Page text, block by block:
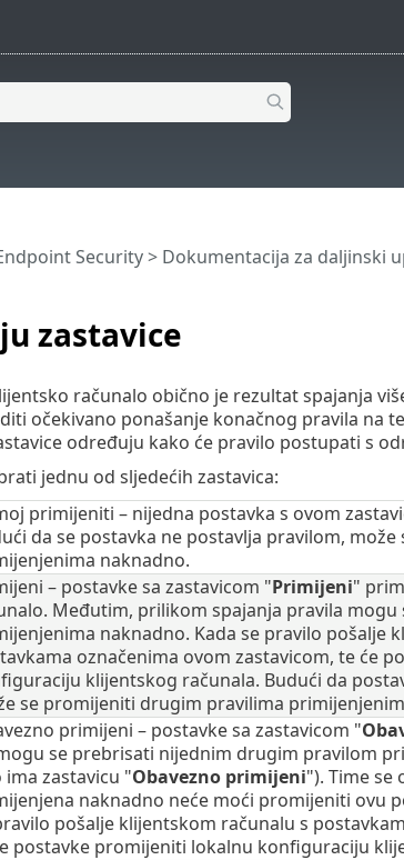
zastavice
Security> Dokumentacija za daljinski
računalo obično je rezultat spajanja
očekivano ponašanje konačnog pravila na
određuju kako će pravilo postupati s
jednu od sljedećih zastavica:
primijeniti – nijedna postavka s ovom
da se postavka ne postavlja pravilom,
naknadno.
– postavke sa zastavicom "Primijeni"
Međutim, prilikom spajanja pravila
naknadno. Kada se pravilo pošalje
označenima ovom zastavicom, te će
klijentskog računala. Budući da
se promijeniti drugim pravilima
primijeni – postavke sa zastavicom "
se prebrisati nijednim drugim pravilom
ima zastavicu "Obavezno primijeni"). Time se
naknadno neće moći promijeniti ovu
pošalje klijentskom računalu s
postavke promijeniti lokalnu konfiguraciju